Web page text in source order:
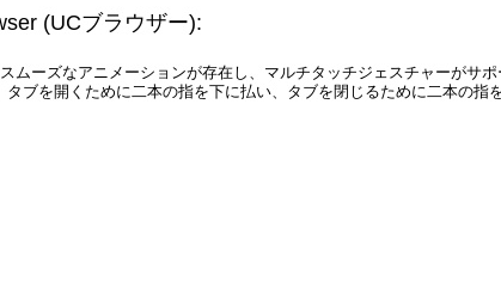
(UCブラウザー):
ムーズなアニメーションが存在し、マルチタッチジェスチャーがサ
ブを開くために二本の指を下に払い、タブを閉じるために二本の指